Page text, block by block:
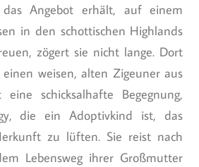
Angebot erhält, auf einem
in den schottischen Highlands
zögert sie nicht lange. Dort
weisen, alten Zigeuner aus
schicksalhafte Begegnung,
die ein Adoptivkind ist, das
zu lüften. Sie reist nach
Lebensweg ihrer Großmutter